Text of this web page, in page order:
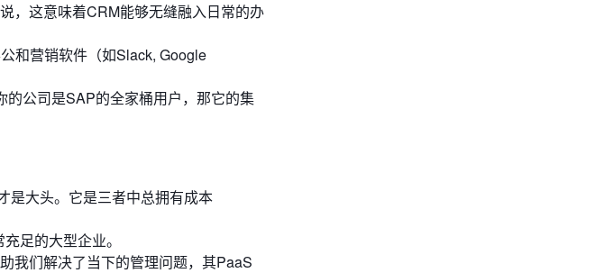
，这意味着CRM能够无缝融入日常的办
和营销软件（如Slack, Google
公司是SAP的全家桶用户，那它的集
是大头。它是三者中总拥有成本
足的大型企业。
我们解决了当下的管理问题，其PaaS